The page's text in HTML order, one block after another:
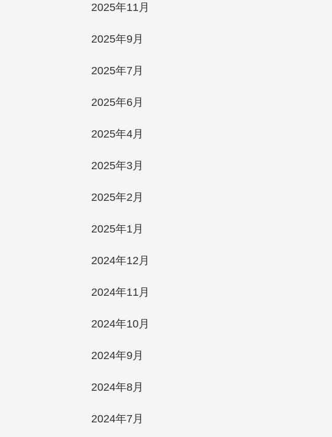
2025年11月
2025年9月
2025年7月
2025年6月
2025年4月
2025年3月
2025年2月
2025年1月
2024年12月
2024年11月
2024年10月
2024年9月
2024年8月
2024年7月